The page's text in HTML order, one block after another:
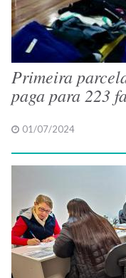
Primeira
paga para 223
01/07/2024